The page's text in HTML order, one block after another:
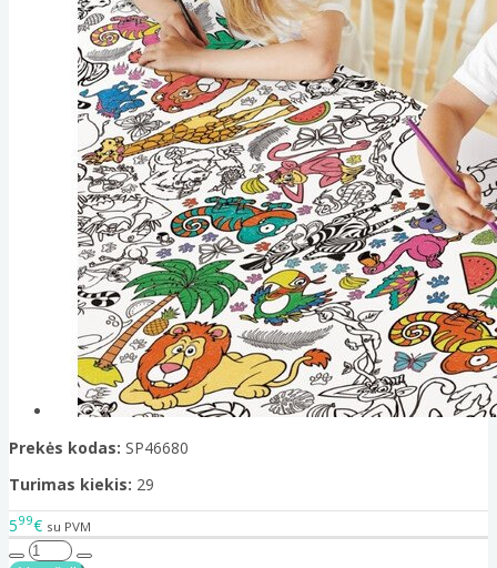
Prekės kodas: SP46680
Turimas kiekis: 29
599€ su PVM